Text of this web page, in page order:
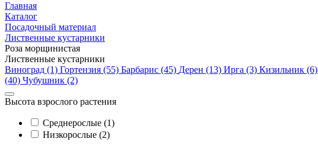
Главная
Каталог
Посадочный материал
Лиственные кустарники
Роза морщинистая
Лиственные кустарники
Виноград (1) Гортензия (55) Барбарис (45) Дерен (13) Ирга (3) Кизильник (6)
(40) Чубушник (2)
Высота взрослого растения
Cреднерослые (1)
Низкорослые (2)